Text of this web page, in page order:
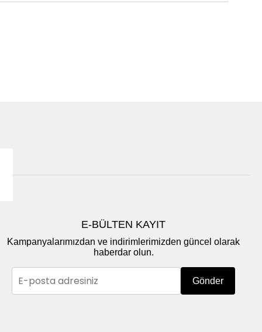
E-BÜLTEN KAYIT
Kampanyalarımızdan ve indirimlerimizden güncel olarak
haberdar olun.
Gönder